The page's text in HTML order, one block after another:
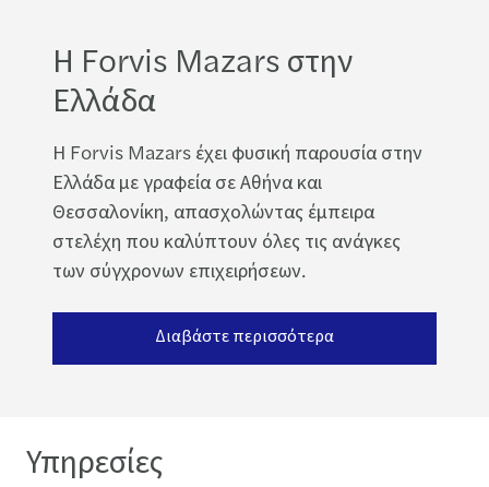
Η Forvis Mazars στην
Ελλάδα
Η Forvis Mazars έχει φυσική παρουσία στην
Ελλάδα με γραφεία σε Αθήνα και
Θεσσαλονίκη, απασχολώντας έμπειρα
στελέχη που καλύπτουν όλες τις ανάγκες
των σύγχρονων επιχειρήσεων.
Διαβάστε περισσότερα
Υπηρεσίες